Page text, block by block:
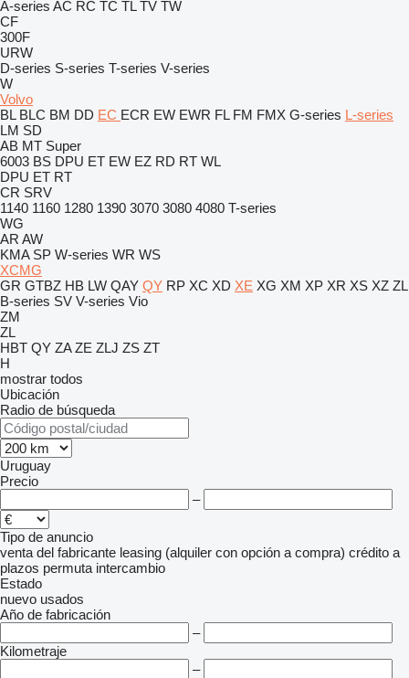
A-series AC RC TC TL TV TW
CF
300F
URW
D-series S-series T-series V-series
W
Volvo
BL BLC BM DD EC ECR EW EWR FL FM FMX G-series L-series
LM SD
AB MT Super
6003 BS DPU ET EW EZ RD RT WL
DPU ET RT
CR SRV
1140 1160 1280 1390 3070 3080 4080 T-series
WG
AR AW
KMA SP W-series WR WS
XCMG
GR GTBZ HB LW QAY QY RP XC XD XE XG XM XP XR XS XZ ZL
B-series SV V-series Vio
ZM
ZL
HBT QY ZA ZE ZLJ ZS ZT
H
mostrar todos
Ubicación
Radio de búsqueda
Uruguay
Precio
–
Tipo de anuncio
venta del fabricante leasing (alquiler con opción a compra) crédito a
plazos permuta intercambio
Estado
nuevo usados
Año de fabricación
–
Kilometraje
–